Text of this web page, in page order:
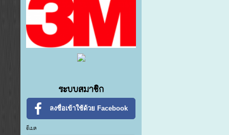
ระบบสมาชิก
ลงชื่อเข้าใช้ด้วย Facebook
อีเมล